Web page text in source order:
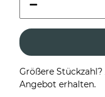
Größere
Angebot erhalten.